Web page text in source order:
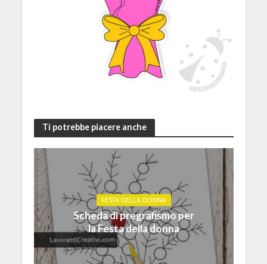
Ti potrebbe piacere anche
FESTA DELLA DONNA
Scheda di pregrafismo per
la Festa della donna